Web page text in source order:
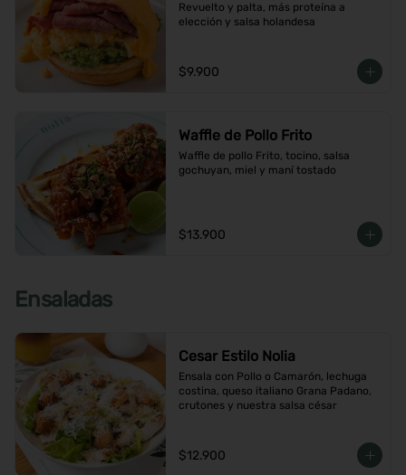
Revuelto y palta, más proteína a
elección y salsa holandesa
$9.900
Waffle de Pollo Frito
Waffle de pollo Frito, tocino, salsa
gochuyan, miel y maní tostado
$13.900
Ensaladas
Cesar Estilo Nolia
Ensala con Pollo o Camarón, lechuga
costina, queso italiano Grana Padano,
crutones y nuestra salsa césar
$12.900